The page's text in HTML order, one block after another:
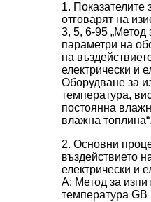
1. Показателите
отговарят на
3, 5, 6-95 „Метод
параметри на
на
електрически и
Оборудване за
температура,
постоянна
влажна топлина“.
2. Основни
въздействието
електрически и
А: Метод за
температура